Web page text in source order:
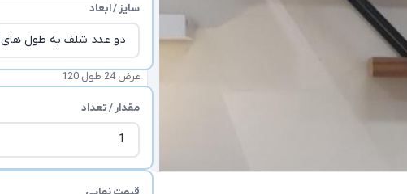
سایز / ابعاد
عرض 24 طول 120
مقدار / تعداد